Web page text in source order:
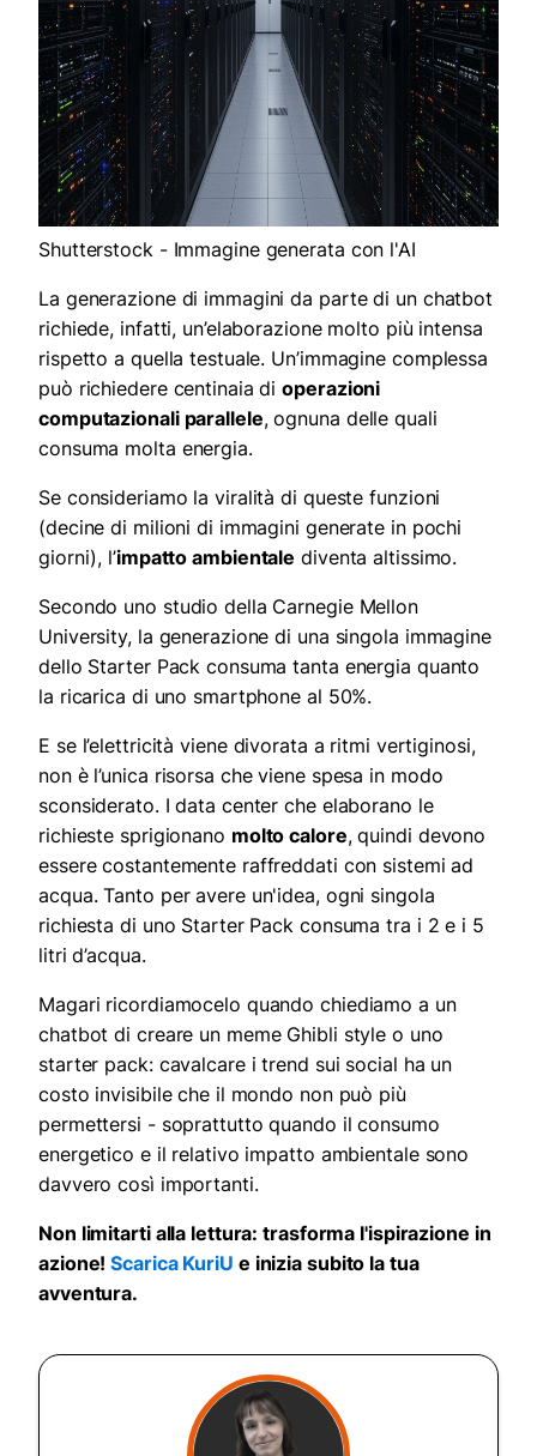
Shutterstock - Immagine generata con l'AI
La generazione di immagini da parte di un chatbot
richiede, infatti, un’elaborazione molto più intensa
rispetto a quella testuale. Un’immagine complessa
può richiedere centinaia dioperazioni
computazionali parallele, ognuna delle quali
consuma molta energia.
Se consideriamo la viralità di queste funzioni
(decine di milioni di immagini generate in pochi
giorni), l’impatto ambientale diventa altissimo.
Secondo uno studio della Carnegie Mellon
University, la generazione di una singola immagine
dello Starter Pack consuma tanta energia quanto
la ricarica di uno smartphone al 50%.
E se l’elettricità viene divorata a ritmi vertiginosi,
non è l’unica risorsa che viene spesa in modo
sconsiderato. I data center che elaborano le
richieste sprigionano molto calore, quindi devono
essere costantemente raffreddati con sistemi ad
acqua. Tanto per avere un'idea, ogni singola
richiesta di uno Starter Pack consuma tra i 2 e i 5
litri d’acqua.
Magari ricordiamocelo quando chiediamo a un
chatbot di creare un meme Ghibli style o uno
starter pack: cavalcare i trend sui social ha un
costo invisibile che il mondo non può più
permettersi - soprattutto quando il consumo
energetico e il relativo impatto ambientale sono
davvero così importanti.
Non limitarti alla lettura: trasforma l'ispirazione in
azione!Scarica KuriU e inizia subito la tua
avventura.